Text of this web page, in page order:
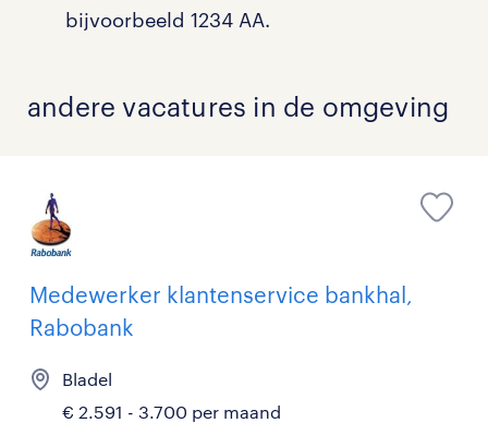
bijvoorbeeld 1234 AA.
andere vacatures in de omgeving
Medewerker klantenservice bankhal,
Rabobank
Bladel
€ 2.591 - 3.700 per maand